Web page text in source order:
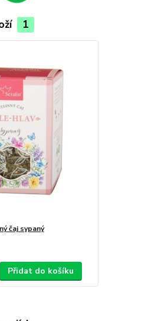
1
čaj sypaný
Přidat do košíku